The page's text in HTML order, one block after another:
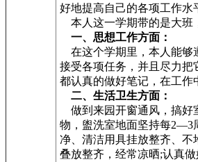
好地提高自己的各项工作水
本人这一学期带的是大班
一、思想工作方面：
在这个学期里，本人能够
接受各项任务，并且尽力把
都认真的做好笔记，在工作
二、生活卫生方面：
做到来园开窗通风，搞好
物，盥洗室地面坚持每2—3
净、清洁用具挂放整齐、不
叠放整齐，经常凉晒;认真